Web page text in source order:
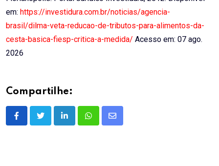
em: https://investidura.com.br/noticias/agencia-
brasil/dilma-veta-reducao-de-tributos-para-alimentos-da-
cesta-basica-fiesp-critica-a-medida/ Acesso em: 07 ago.
2026
Compartilhe:
LinkedInWhatsappShare